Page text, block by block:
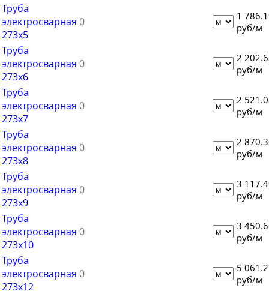
Труба электросварная 325
Труба электросварная 426
Труба электросварная 720
Труба электросварная 920
Труба электросварная 1220
Труба
электросварная
273х5
1
руб/м
Труба
электросварная
273х6
2
руб/м
Труба
электросварная
273х7
2
руб/м
Труба
электросварная
273х8
2
руб/м
Труба
электросварная
273х9
3
руб/м
Труба
электросварная
273х10
3
руб/м
Труба
электросварная
273х12
5
руб/м